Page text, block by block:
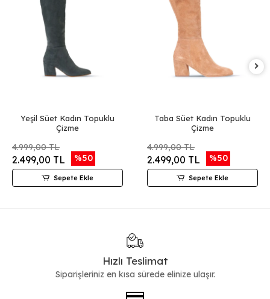
Yeşil Süet Kadın Topuklu
Çizme
4.999,00 TL
2.499,00 TL %50
Sepete Ekle
Taba Süet Kadın Topuklu
Çizme
4.999,00 TL
2.499,00 TL %50
Sepete Ekle
Hızlı Teslimat
Siparişleriniz en kısa sürede elinize ulaşır.